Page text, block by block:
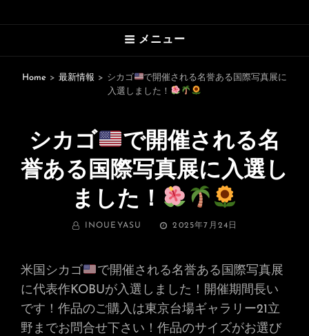
HAWAII’S MARVELOUS PHOTO
An Uplifting Photo Collection By
Photographer Yasu
メニュー
Home > 最新情報 > シカゴ
で開催される名誉ある国際写真展に
入選しました！
シカゴ
で開催される名
誉ある国際写真展に入選し
ました！
BY INOUEYASU
投
2025年7月24日
米国シカゴ
で開催される名誉ある国際写真展
に代表作KOBUが入選しました！開催期間長い
です！作品のご購入は東京台場ギャラリー21立
野までお問合せ下さい！作品のサイズがお選び